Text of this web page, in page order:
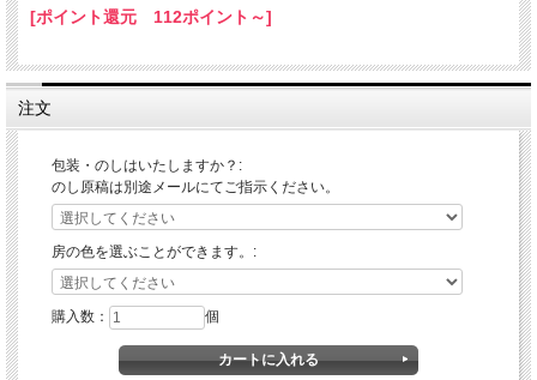
納期の目安：ご注文確認後、7営業日。
銀行振込の場合は入金確認後、7営業日。
[ポイント還元 112ポイント～]
注文
包装・のしはいたしますか？:
のし原稿は別途メールにてご指示ください。
房の色を選ぶことができます。:
購入数： 個